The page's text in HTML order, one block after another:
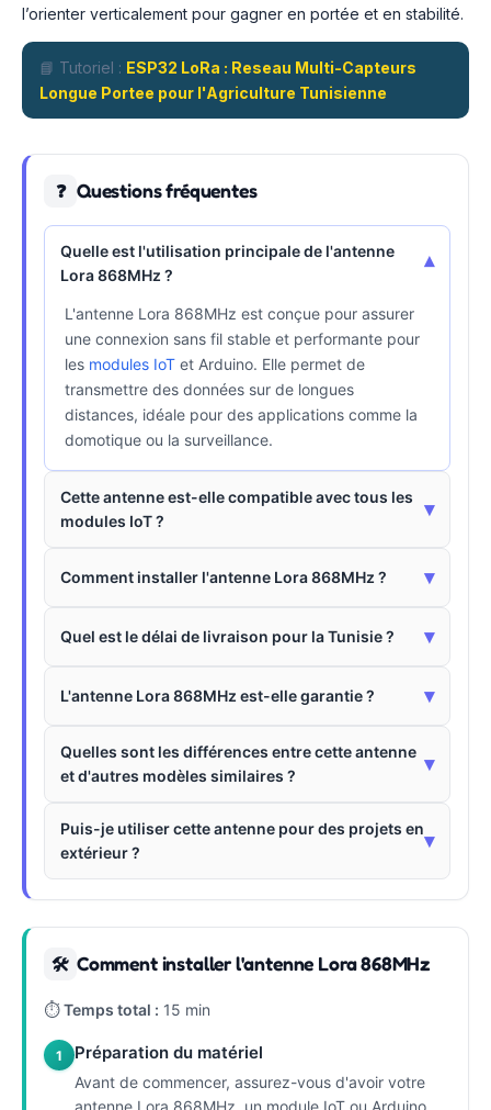
l’orienter verticalement pour gagner en portée et en stabilité.
📘 Tutoriel : ESP32 LoRa : Reseau Multi-Capteurs
Longue Portee pour l'Agriculture Tunisienne
❓ Questions fréquentes
Quelle est l'utilisation principale de l'antenne
Lora 868MHz ?
▾
L'antenne Lora 868MHz est conçue pour assurer
une connexion sans fil stable et performante pour
les modules IoT et Arduino. Elle permet de
transmettre des données sur de longues
distances, idéale pour des applications comme la
domotique ou la surveillance.
Cette antenne est-elle compatible avec tous les
modules IoT ?
▾
Comment installer l'antenne Lora 868MHz ? ▾
Quel est le délai de livraison pour la Tunisie ? ▾
L'antenne Lora 868MHz est-elle garantie ? ▾
Quelles sont les différences entre cette antenne
et d'autres modèles similaires ?
▾
Puis-je utiliser cette antenne pour des projets en
extérieur ?
▾
🛠 Comment installer l'antenne Lora 868MHz
⏱Temps total : 15 min
1 Préparation du matériel
Avant de commencer, assurez-vous d'avoir votre